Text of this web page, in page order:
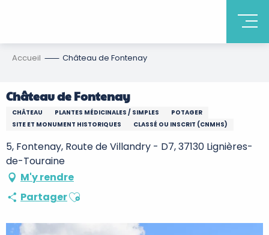
Accueil Château de Fontenay
Château de Fontenay
CHÂTEAU PLANTES MÉDICINALES / SIMPLES
POTAGER
SITE ET MONUMENT HISTORIQUES
CLASSÉ OU INSCRIT (CNMHS)
5, Fontenay, Route de Villandry - D7, 37130 Lignières-
de-Touraine
M'y rendre
PartagerAjouter aux favoris